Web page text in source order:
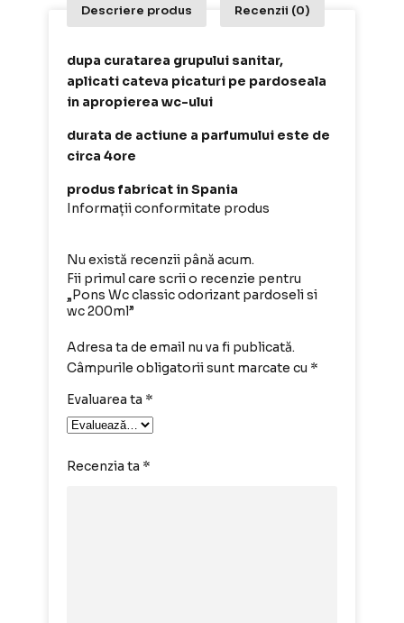
Descriere produs Recenzii (0)
dupa curatarea grupului sanitar,
aplicati cateva picaturi pe pardoseala
in apropierea wc-ului
durata de actiune a parfumului este de
circa 4ore
produs fabricat in Spania
Informații conformitate produs
Nu există recenzii până acum.
Fii primul care scrii o recenzie pentru
„Pons Wc classic odorizant pardoseli si
wc 200ml”
Adresa ta de email nu va fi publicată.
Câmpurile obligatorii sunt marcate cu *
Evaluarea ta *
Recenzia ta *